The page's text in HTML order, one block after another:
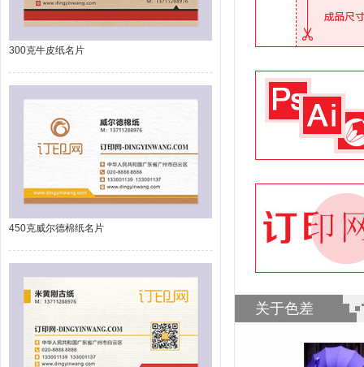
300克牛皮纸名片
450克威尔德棉纸名片
关于色差